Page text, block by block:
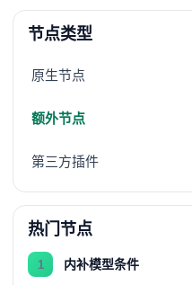
节点类型
原生节点
额外节点
第三方插件
热门节点
1 内补模型条件